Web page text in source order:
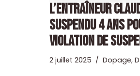
L’ENTRAÎNEUR
SUSPENDU 4 ANS
VIOLATION DE
2 juillet 2025 Dopage,